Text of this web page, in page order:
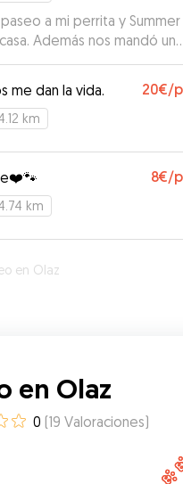
a mi perrita y Summer
Además nos mandó un
que se lo estaba
me dan la vida. 20€/
km
8€/
km
en Olaz
en Olaz
0 (19 Valoraciones)